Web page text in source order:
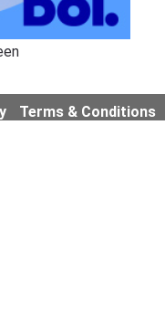
Terms & Conditions